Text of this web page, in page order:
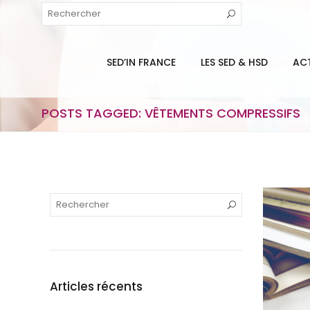
SED’IN FRANCE LES SED & HSD
POSTS TAGGED: VÊTEMENTS COMPRESSIFS
Articles récents